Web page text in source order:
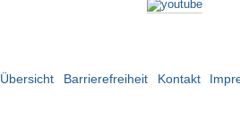
Übersicht Barrierefreiheit Kontakt